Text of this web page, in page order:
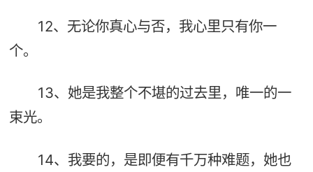
12、无论你真心与否，我心里只有你一
个。
13、她是我整个不堪的过去里，唯一的一
束光。
14、我要的，是即便有千万种难题，她也